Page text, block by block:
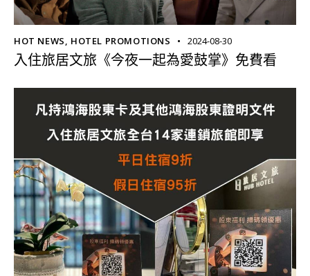
HOT NEWS, HOTEL PROMOTIONS 2024-08-30
入住旅居文旅《今夜一起為愛鼓掌》免費看